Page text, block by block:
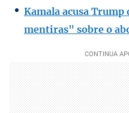
Kamala acusa
mentiras" sobre o